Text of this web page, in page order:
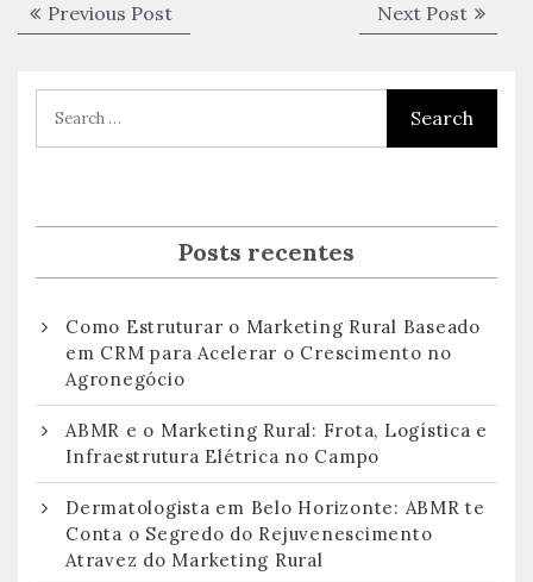
Navegação
de
Post
Previous PostPrevious
post:
Next PostNext
post:
Posts recentes
Como Estruturar o Marketing Rural Baseado
em CRM para Acelerar o Crescimento no
Agronegócio
ABMR e o Marketing Rural: Frota, Logística e
Infraestrutura Elétrica no Campo
Dermatologista em Belo Horizonte: ABMR te
Conta o Segredo do Rejuvenescimento
Atravez do Marketing Rural